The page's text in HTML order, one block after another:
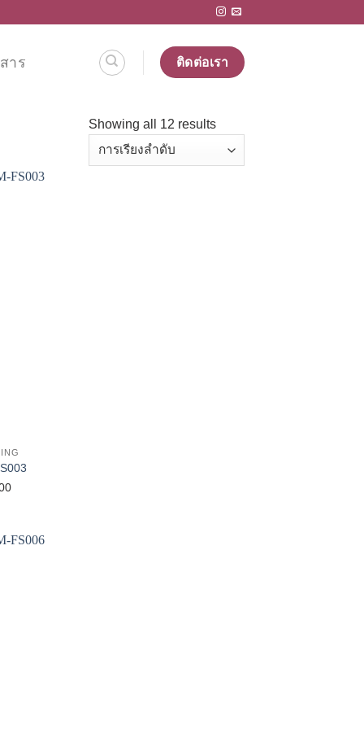
าร ติดต่อเรา
Showing all 12 results